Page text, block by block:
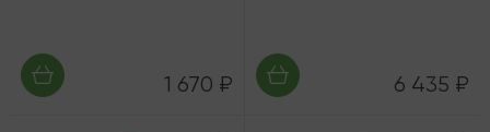
1 670 ₽ 6 435 ₽